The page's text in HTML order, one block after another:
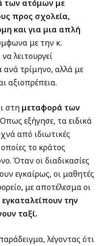
των ατόμων με
προς σχολεία,
και για μια απλή
με την κ.
λειτουργεί
τρίμηνο, αλλά με
αξιοπρέπεια.
στη μεταφορά των
εξήγησε, τα ειδικά
από ιδιωτικές
το κράτος
Όταν οι διαδικασίες
εγκαίρως, οι μαθητές
με αποτέλεσμα οι
την
ταξί.
λέγοντας ότι